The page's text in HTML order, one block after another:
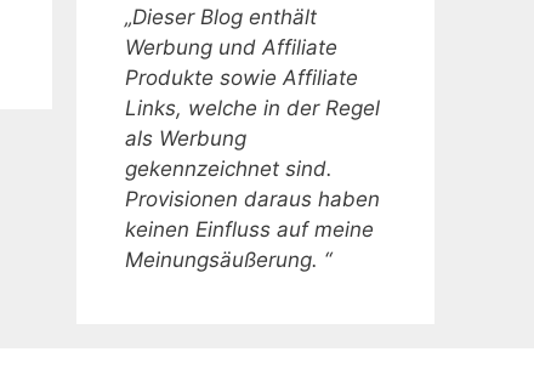
„Dieser Blog enthält
Werbung und Affiliate
Produkte sowie Affiliate
Links, welche in der Regel
als Werbung
gekennzeichnet sind.
Provisionen daraus haben
keinen Einfluss auf meine
Meinungsäußerung. “